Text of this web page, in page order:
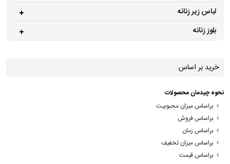
لباس زیر زنانه
بلوز زنانه
خرید بر اساس
نحوه چیدمان محصولات
براساس میزان محبوبیت
براساس فروش
براساس زمان
براساس میزان تخفیف
براساس قیمت